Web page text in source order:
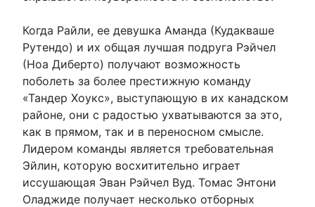
Когда Райли, ее девушка Аманда (Кудакваше
Рутендо) и их общая лучшая подруга Рэйчел
(Ноа Диберто) получают возможность
поболеть за более престижную команду
«Тандер Хоукс», выступающую в их канадском
районе, они с радостью ухватываются за это,
как в прямом, так и в переносном смысле.
Лидером команды является требовательная
Эйлин, которую восхитительно играет
иссушающая Эван Рэйчел Вуд. Томас Энтони
Оладжиде получает несколько отборных